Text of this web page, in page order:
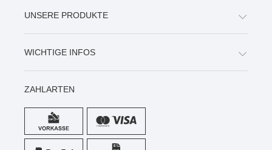
UNSERE PRODUKTE
WICHTIGE INFOS
ZAHLARTEN